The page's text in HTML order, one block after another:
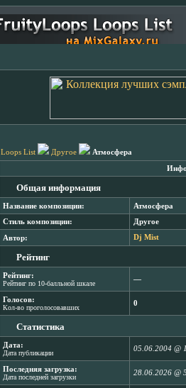
Loops List Другое Атмосфера
Общая информация
Название композиции: Атмосфера
Стиль композиции: Другое
Автор: Dj Mist
Рейтинг
Рейтинг:
Рейтинг по 10-балльной шкале
―
Голосов:
Кол-во проголосовавших
0
Статистика
Дата:
Дата публикации
05.06.2004 @
Последняя загрузка:
Дата последней загрузки
28.06.2026 @